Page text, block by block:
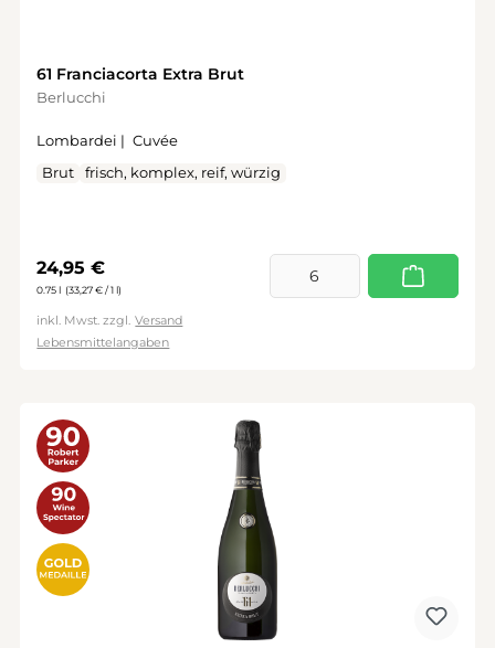
61 Franciacorta Extra Brut
Berlucchi
Lombardei | Cuvée
Brut
frisch, komplex, reif, würzig
Regulärer Preis:
24,95 €
0.75 l (33,27 € / 1 l)
inkl. Mwst. zzgl. Versand
Lebensmittelangaben